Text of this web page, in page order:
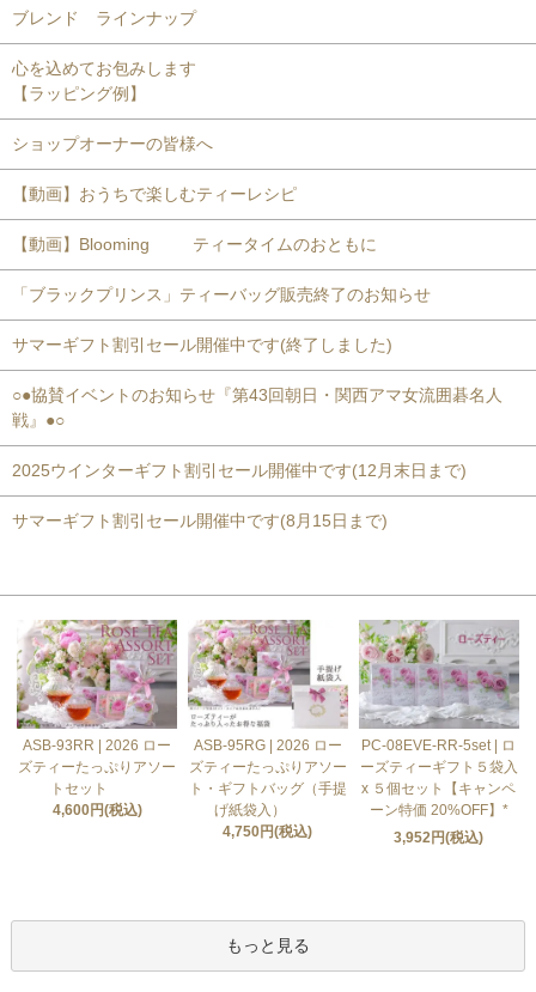
ブレンド ラインナップ
心を込めてお包みします
【ラッピング例】
ショップオーナーの皆様へ
【動画】おうちで楽しむティーレシピ
【動画】Blooming ティータイムのおともに
「ブラックプリンス」ティーバッグ販売終了のお知らせ
サマーギフト割引セール開催中です(終了しました)
○●協賛イベントのお知らせ『第43回朝日・関西アマ女流囲碁名人
戦』●○
2025ウインターギフト割引セール開催中です(12月末日まで)
サマーギフト割引セール開催中です(8月15日まで)
ASB-93RR | 2026 ロー
ズティーたっぷりアソー
トセット
4,600円(税込)
ASB-95RG | 2026 ロー
ズティーたっぷりアソー
ト・ギフトバッグ（手提
げ紙袋入）
4,750円(税込)
PC-08EVE-RR-5set | ロ
ーズティーギフト５袋入
x ５個セット【キャンペ
ーン特価 20%OFF】*
3,952円(税込)
もっと見る